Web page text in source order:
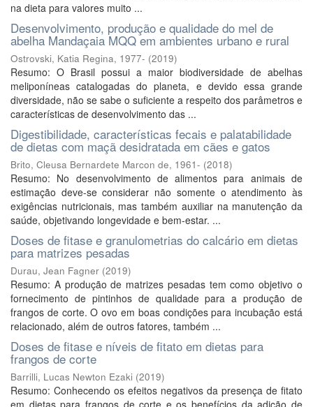
na dieta para valores muito ...
Desenvolvimento, produção e qualidade do mel de
abelha Mandaçaia MQQ em ambientes urbano e rural
Ostrovski, Katia Regina, 1977- (2019)
Resumo: O Brasil possui a maior biodiversidade de abelhas
meliponíneas catalogadas do planeta, e devido essa grande
diversidade, não se sabe o suficiente a respeito dos parâmetros e
características de desenvolvimento das ...
Digestibilidade, características fecais e palatabilidade
de dietas com maçã desidratada em cães e gatos
Brito, Cleusa Bernardete Marcon de, 1961- (2018)
Resumo: No desenvolvimento de alimentos para animais de
estimação deve-se considerar não somente o atendimento às
exigências nutricionais, mas também auxiliar na manutenção da
saúde, objetivando longevidade e bem-estar. ...
Doses de fitase e granulometrias do calcário em dietas
para matrizes pesadas
Durau, Jean Fagner (2019)
Resumo: A produção de matrizes pesadas tem como objetivo o
fornecimento de pintinhos de qualidade para a produção de
frangos de corte. O ovo em boas condições para incubação está
relacionado, além de outros fatores, também ...
Doses de fitase e níveis de fitato em dietas para
frangos de corte
Barrilli, Lucas Newton Ezaki (2019)
Resumo: Conhecendo os efeitos negativos da presença de fitato
em dietas para frangos de corte e os benefícios da adição de